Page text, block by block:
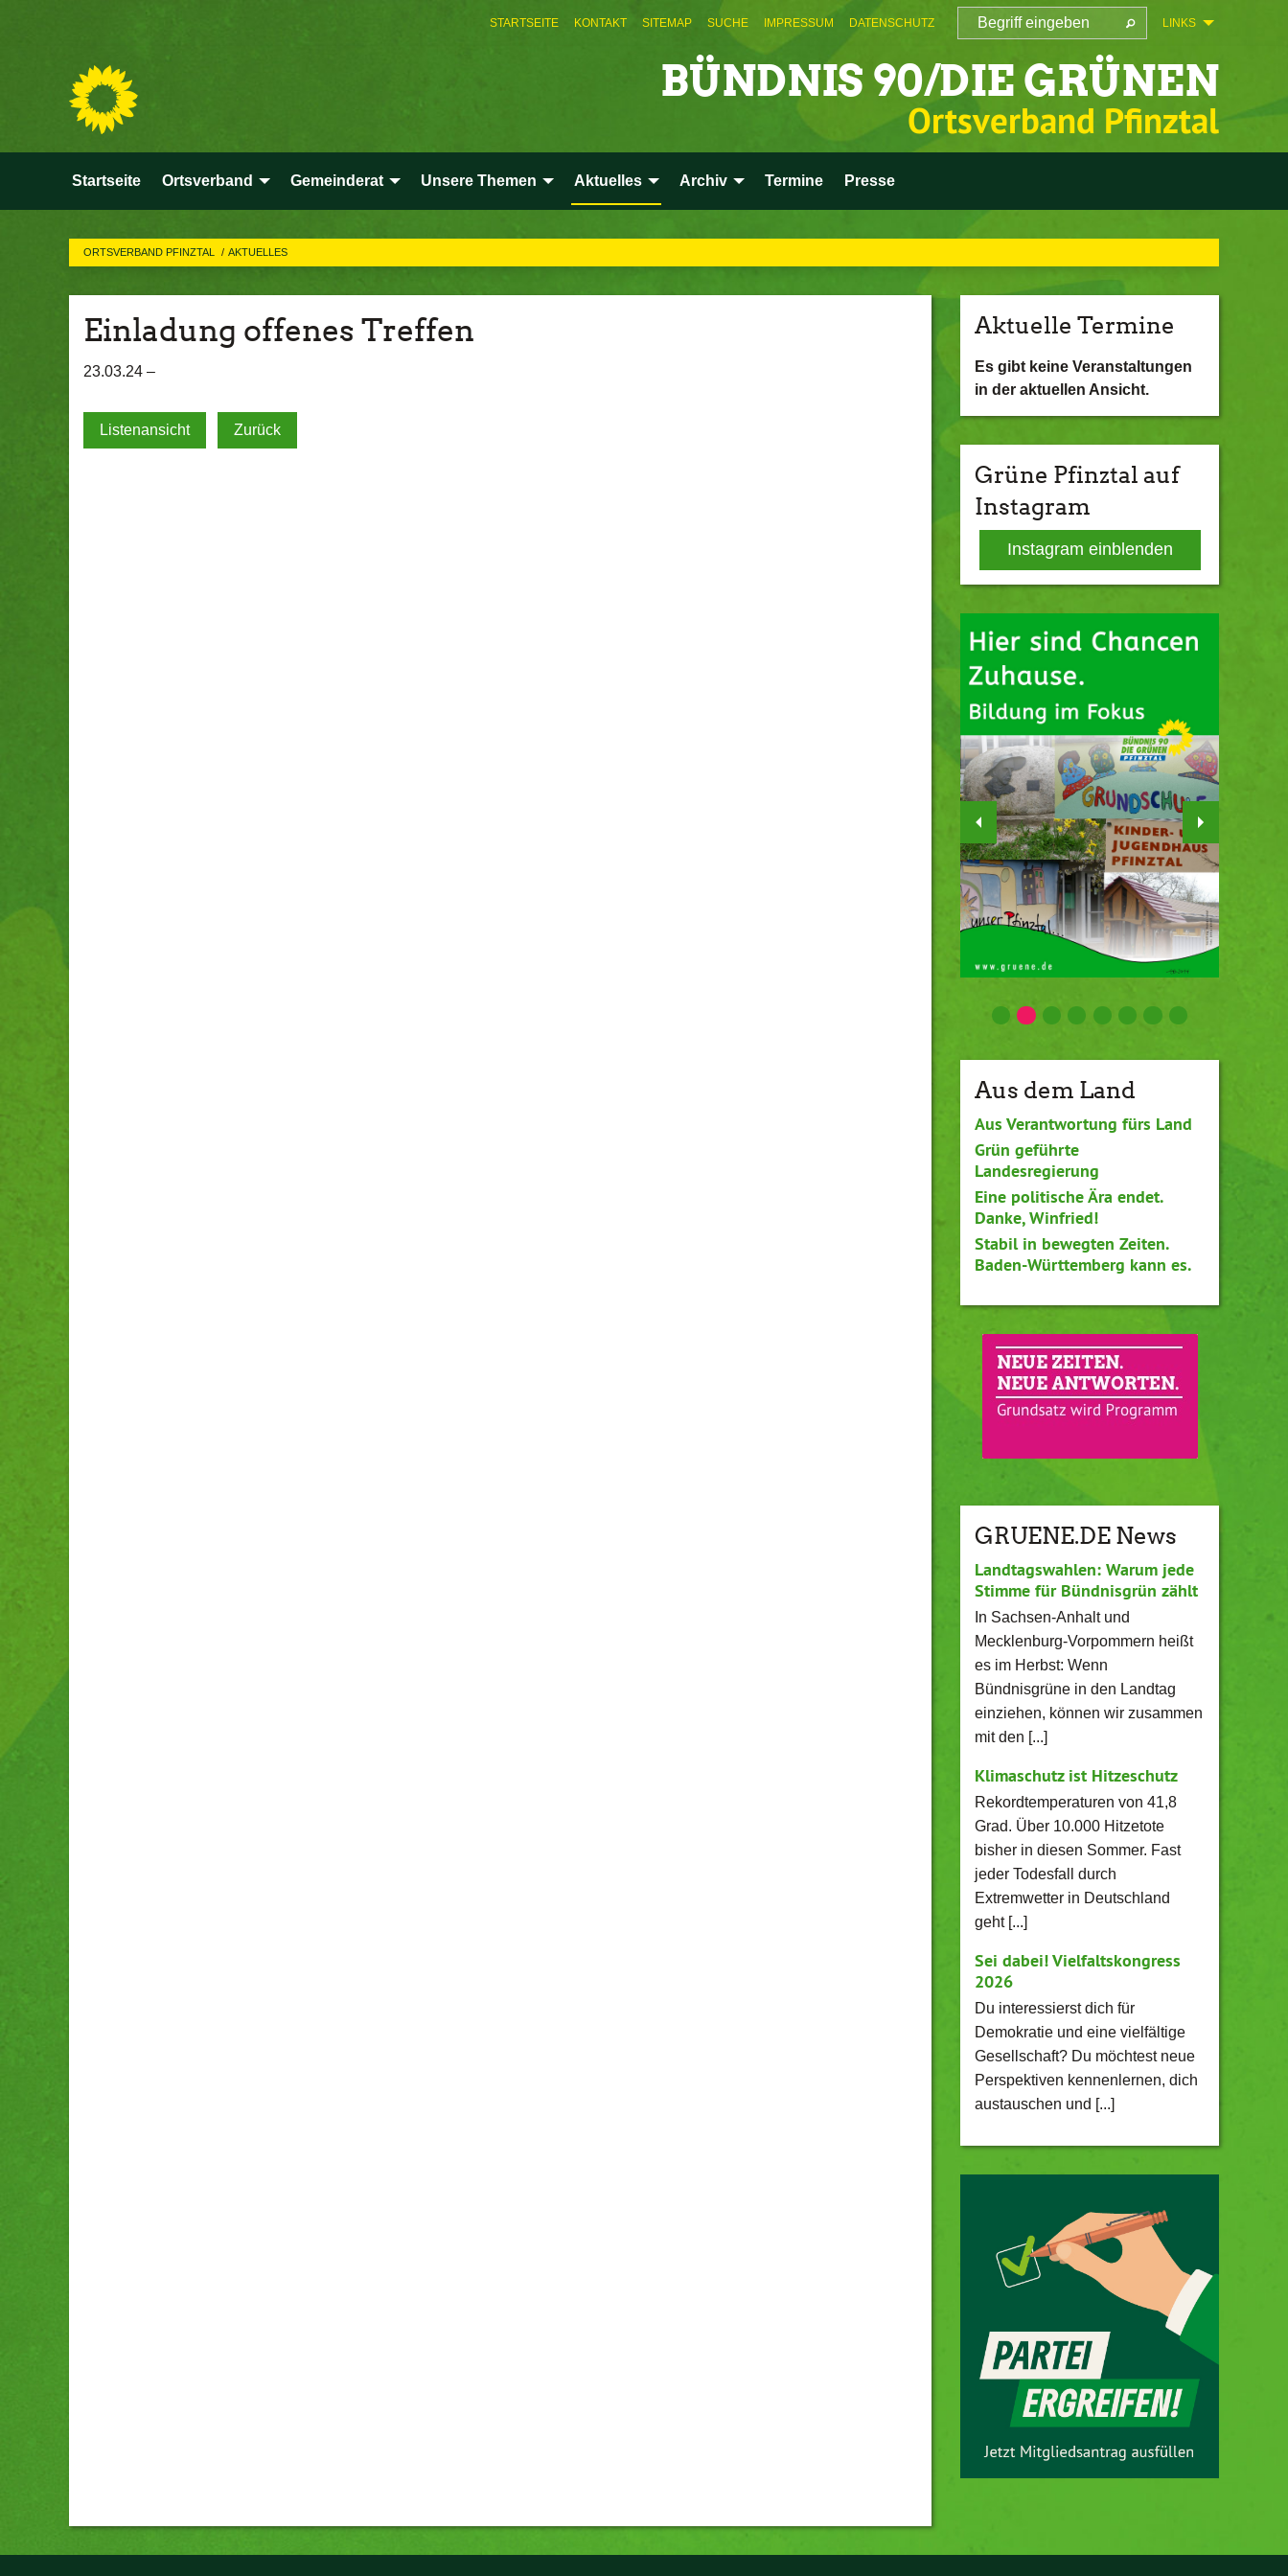
LINKS
STARTSEITE KONTAKT SITEMAP SUCHE IMPRESSUM DATENSCHUTZ
BÜNDNIS 90/DIE GRÜNEN
Ortsverband Pfinztal
Startseite Ortsverband Gemeinderat Unsere Themen Aktuelles Archiv Termine Presse
ORTSVERBAND PFINZTAL AKTUELLES
Einladung offenes Treffen
23.03.24 –
Listenansicht Zurück
Aktuelle Termine
Es gibt keine Veranstaltungen
in der aktuellen Ansicht.
Grüne Pfinztal auf
Instagram
Instagram einblenden
Aus dem Land
Aus Verantwortung fürs Land
Grün geführte
Landesregierung
Eine politische Ära endet.
Danke, Winfried!
Stabil in bewegten Zeiten.
Baden-Württemberg kann es.
GRUENE.DE News
Landtagswahlen: Warum jede
Stimme für Bündnisgrün zählt
In Sachsen-Anhalt und
Mecklenburg-Vorpommern heißt
es im Herbst: Wenn
Bündnisgrüne in den Landtag
einziehen, können wir zusammen
mit den [...]
Klimaschutz ist Hitzeschutz
Rekordtemperaturen von 41,8
Grad. Über 10.000 Hitzetote
bisher in diesen Sommer. Fast
jeder Todesfall durch
Extremwetter in Deutschland
geht [...]
Sei dabei! Vielfaltskongress
2026
Du interessierst dich für
Demokratie und eine vielfältige
Gesellschaft? Du möchtest neue
Perspektiven kennenlernen, dich
austauschen und [...]